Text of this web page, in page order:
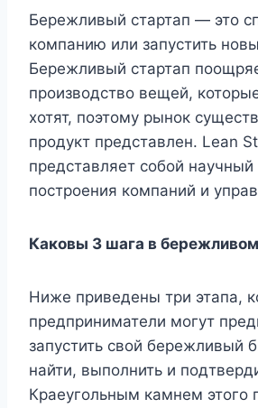
Бережливый стартап — это
компанию или запустить
Бережливый стартап
производство вещей,
хотят, поэтому рынок
продукт представлен. Lean
представляет собой
построения компаний и
Каковы 3 шага в
Ниже приведены три этапа,
предприниматели могут
запустить свой бережливый
найти, выполнить и
Краеугольным камнем этого